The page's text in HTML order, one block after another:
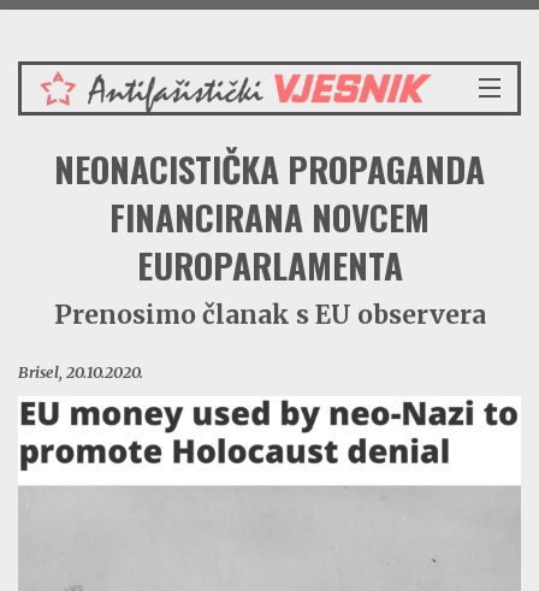
Nedjelja 9.8.2026.
VIJESTI
REDAKCIJSKI KOMENTAR
VJESNIKOV KALENDAR
CRVENI ZABAVNIK
PRENOSIMO
BORBENA BIBLIOTEKA
NAŠE PJESME
NEONACISTIČKA PROPAGANDA
FINANCIRANA NOVCEM
EUROPARLAMENTA
Prenosimo članak s EU observera
Brisel, 20.10.2020.